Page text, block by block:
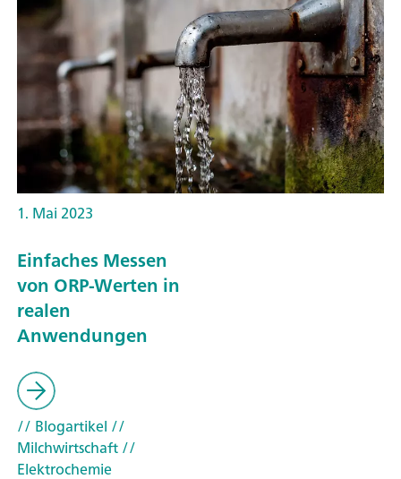
1. Mai 2023
Einfaches Messen
von ORP-Werten in
realen
Anwendungen
// Blogartikel //
Milchwirtschaft//
Elektrochemie